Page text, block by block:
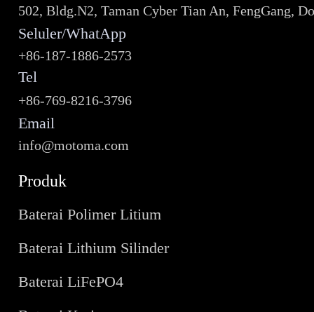
502, Bldg.N2, Taman Cyber Tian An, FengGang,
Seluler/WhatApp
+86-187-1886-2573
Tel
+86-769-8216-3796
Email
info@motoma.com
Produk
Baterai Polimer Litium
Baterai Lithium Silinder
Baterai LiFePO4